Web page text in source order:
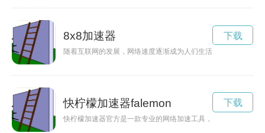
8x8加速器
随着互联网的发展，网络速度逐渐成为人们生活中不可或缺的
下载
快柠檬加速器falemon
快柠檬加速器官方是一款专业的网络加速工具，能够帮助用户
下载